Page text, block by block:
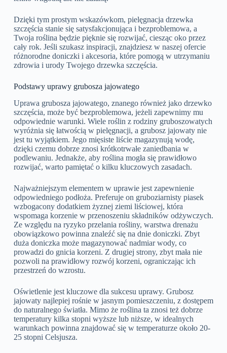
Dzięki tym prostym wskazówkom, pielęgnacja drzewka
szczęścia stanie się satysfakcjonująca i bezproblemowa, a
Twoja roślina będzie pięknie się rozwijać, ciesząc oko przez
cały rok. Jeśli szukasz inspiracji, znajdziesz w naszej ofercie
różnorodne doniczki i akcesoria, które pomogą w utrzymaniu
zdrowia i urody Twojego drzewka szczęścia.
Podstawy uprawy grubosza jajowatego
Uprawa grubosza jajowatego, znanego również jako drzewko
szczęścia, może być bezproblemowa, jeżeli zapewnimy mu
odpowiednie warunki. Wiele roślin z rodziny gruboszowatych
wyróżnia się łatwością w pielęgnacji, a grubosz jajowaty nie
jest tu wyjątkiem. Jego mięsiste liście magazynują wodę,
dzięki czemu dobrze znosi krótkotrwałe zaniedbania w
podlewaniu. Jednakże, aby roślina mogła się prawidłowo
rozwijać, warto pamiętać o kilku kluczowych zasadach.
Najważniejszym elementem w uprawie jest zapewnienie
odpowiedniego podłoża. Preferuje on gruboziarnisty piasek
wzbogacony dodatkiem żyznej ziemi liściowej, która
wspomaga korzenie w przenoszeniu składników odżywczych.
Ze względu na ryzyko przelania rośliny, warstwa drenażu
obowiązkowo powinna znaleźć się na dnie doniczki. Zbyt
duża doniczka może magazynować nadmiar wody, co
prowadzi do gnicia korzeni. Z drugiej strony, zbyt mała nie
pozwoli na prawidłowy rozwój korzeni, ograniczając ich
przestrzeń do wzrostu.
Oświetlenie jest kluczowe dla sukcesu uprawy. Grubosz
jajowaty najlepiej rośnie w jasnym pomieszczeniu, z dostępem
do naturalnego światła. Mimo że roślina ta znosi też dobrze
temperatury kilka stopni wyższe lub niższe, w idealnych
warunkach powinna znajdować się w temperaturze około 20-
25 stopni Celsjusza.